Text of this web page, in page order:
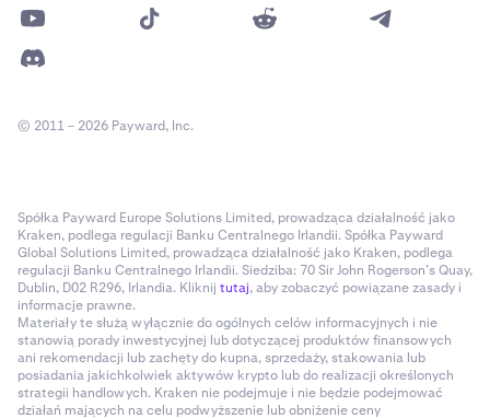
© 2011 – 2026 Payward, Inc.
Spółka Payward Europe Solutions Limited, prowadząca działalność jako
Kraken, podlega regulacji Banku Centralnego Irlandii. Spółka Payward
Global Solutions Limited, prowadząca działalność jako Kraken, podlega
regulacji Banku Centralnego Irlandii. Siedziba: 70 Sir John Rogerson’s Quay,
Dublin, D02 R296, Irlandia. Kliknij tutaj, aby zobaczyć powiązane zasady i
informacje prawne.
Materiały te służą wyłącznie do ogólnych celów informacyjnych i nie
stanowią porady inwestycyjnej lub dotyczącej produktów finansowych
ani rekomendacji lub zachęty do kupna, sprzedaży, stakowania lub
posiadania jakichkolwiek aktywów krypto lub do realizacji określonych
strategii handlowych. Kraken nie podejmuje i nie będzie podejmować
działań mających na celu podwyższenie lub obniżenie ceny